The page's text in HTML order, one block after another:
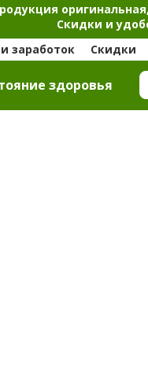
Скидки и
заработок Скидки
здоровья